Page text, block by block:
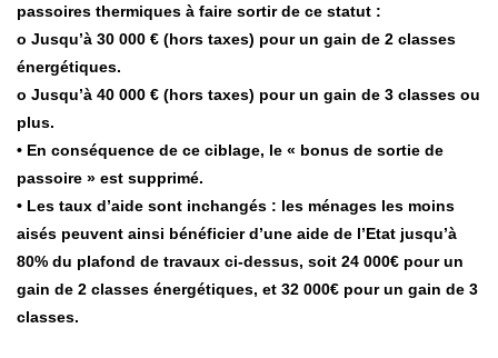
passoires thermiques à faire sortir de ce statut :
o Jusqu’à 30 000 € (hors taxes) pour un gain de 2 classes
énergétiques.
o Jusqu’à 40 000 € (hors taxes) pour un gain de 3 classes ou
plus.
• En conséquence de ce ciblage, le « bonus de sortie de
passoire » est supprimé.
• Les taux d’aide sont inchangés : les ménages les moins
aisés peuvent ainsi bénéficier d’une aide de l’Etat jusqu’à
80% du plafond de travaux ci-dessus, soit 24 000€ pour un
gain de 2 classes énergétiques, et 32 000€ pour un gain de 3
classes.